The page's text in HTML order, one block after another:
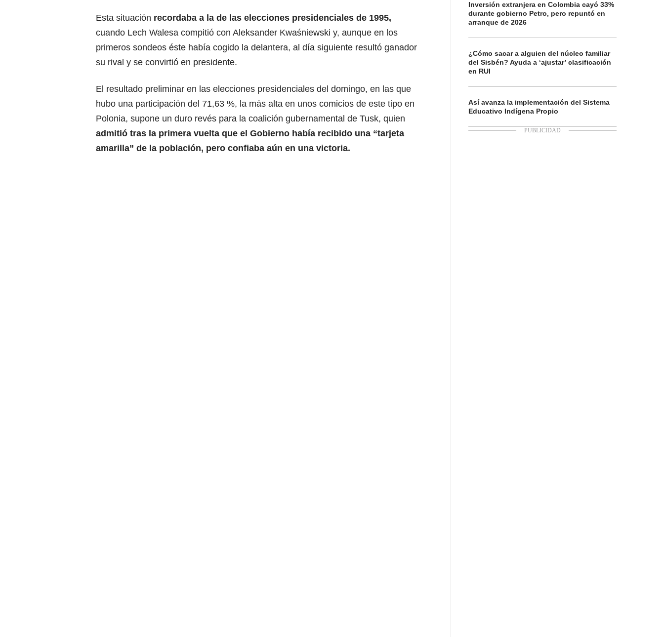
Esta situación recordaba a la de las elecciones presidenciales de 1995,
cuando Lech Walesa compitió con Aleksander Kwaśniewski y, aunque en los
primeros sondeos éste había cogido la delantera, al día siguiente resultó ganador
su rival y se convirtió en presidente.
El resultado preliminar en las elecciones presidenciales del domingo, en las que
hubo una participación del 71,63 %, la más alta en unos comicios de este tipo en
Polonia, supone un duro revés para la coalición gubernamental de Tusk, quien
admitió tras la primera vuelta que el Gobierno había recibido una “tarjeta
amarilla” de la población, pero confiaba aún en una victoria.
Inversión extranjera en Colombia cayó 33%
durante gobierno Petro, pero repuntó en
arranque de 2026
¿Cómo sacar a alguien del núcleo familiar
del Sisbén? Ayuda a ‘ajustar’ clasificación
en RUI
Así avanza la implementación del Sistema
Educativo Indígena Propio